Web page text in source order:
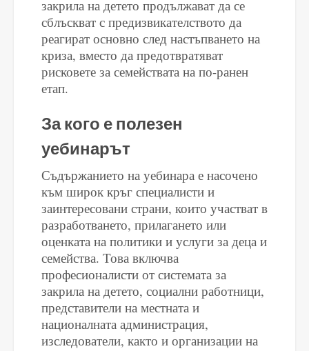
закрила на детето продължават да се
сблъскват с предизвикателството да
реагират основно след настъпването на
криза, вместо да предотвратяват
рисковете за семействата на по-ранен
етап.
За кого е полезен
уебинарът
Съдържанието на уебинара е насочено
към широк кръг специалисти и
заинтересовани страни, които участват в
разработването, прилагането или
оценката на политики и услуги за деца и
семейства. Това включва
професионалисти от системата за
закрила на детето, социални работници,
представители на местната и
националната администрация,
изследователи, както и организации на